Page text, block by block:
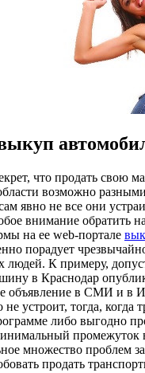
что продать свою
возможно
явно не все они
внимание обратить
на ее web-портале
порадует
людей. К примеру,
в Краснодар
объявление в СМИ и в
не устроит, тогда, когда
либо выгодно
множество проблем
продать